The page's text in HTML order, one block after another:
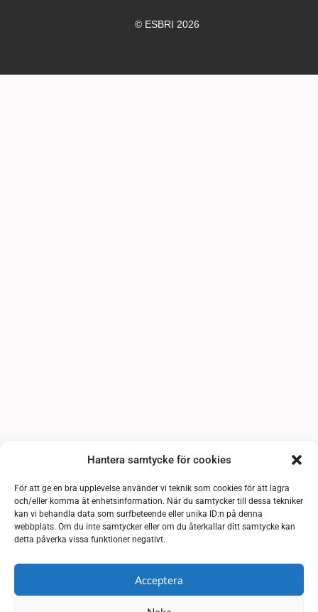
Hantera samtycke för cookies
För att ge en bra upplevelse använder vi teknik som cookies för att lagra
och/eller komma åt enhetsinformation. När du samtycker till dessa tekniker
kan vi behandla data som surfbeteende eller unika ID:n på denna
webbplats. Om du inte samtycker eller om du återkallar ditt samtycke kan
detta påverka vissa funktioner negativt.
Acceptera
© ESBRI 2026